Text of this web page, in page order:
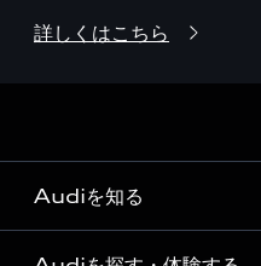
詳しくはこちら
Audiを知る